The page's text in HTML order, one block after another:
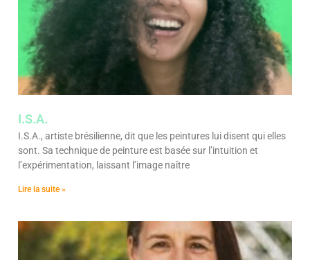
I.S.A.
I.S.A., artiste brésilienne, dit que les peintures lui disent qui elles
sont. Sa technique de peinture est basée sur l’intuition et
l’expérimentation, laissant l’image naître
Lire la suite »